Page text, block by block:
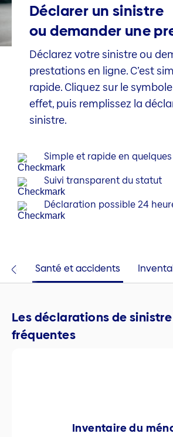
Déclarer un sinistre
ou demander une
Déclarez votre sinistre ou
prestations en ligne. C’est
rapide. Cliquez sur le
effet, puis remplissez la
sinistre.
Simple et rapide en
Suivi transparent du statut
Déclaration possible 24
Santé et accidents
Les déclarations de
fréquentes
Inventaire du